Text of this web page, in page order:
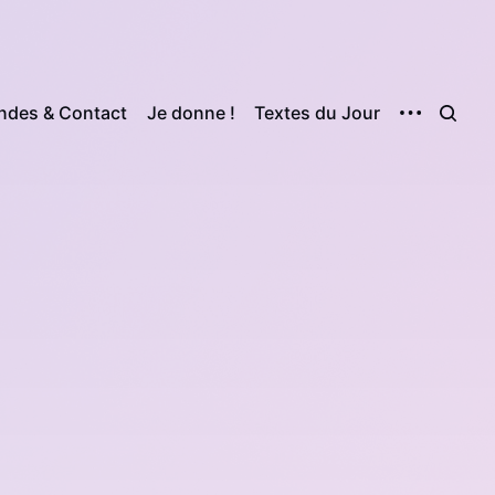
& Contact Je donne ! Textes du Jour